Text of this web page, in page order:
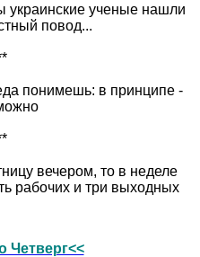
ученые нашли
повод...
понимешь: в принципе -
вечером, то в неделе
рабочих и три выходных
Четверг<<